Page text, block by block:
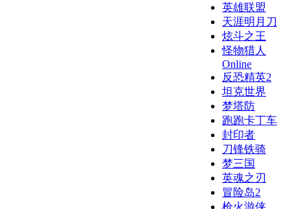
英雄联盟
天涯明月刀
炫斗之王
怪物猎人
Online
反恐精英2
坦克世界
梦塔防
跑跑卡丁车
封印者
刀锋铁骑
梦三国
英魂之刃
冒险岛2
枪火游侠